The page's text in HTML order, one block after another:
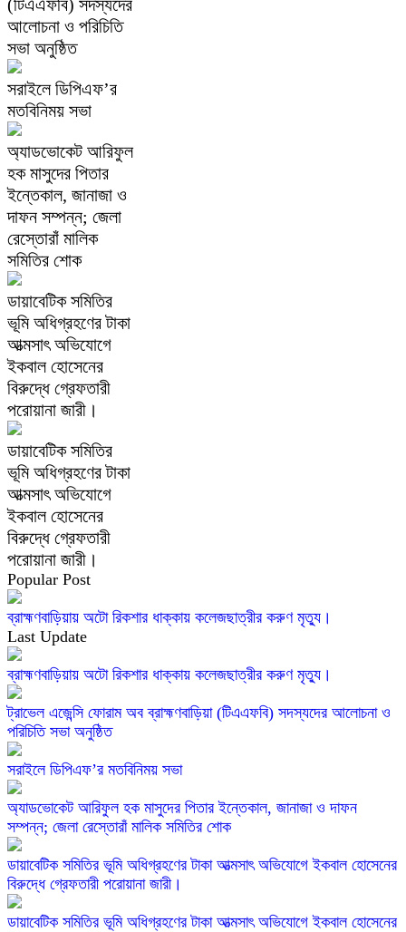
(টিএএফবি) সদস্যদের
আলোচনা ও পরিচিতি
সভা অনুষ্ঠিত
সরাইলে ডিপিএফ’র
মতবিনিময় সভা
অ্যাডভোকেট আরিফুল
হক মাসুদের পিতার
ইন্তেকাল, জানাজা ও
দাফন সম্পন্ন; জেলা
রেস্তোরাঁ মালিক
সমিতির শোক
ডায়াবেটিক সমিতির
ভূমি অধিগ্রহণের টাকা
আত্মসাৎ অভিযোগে
ইকবাল হোসেনের
বিরুদ্ধে গ্রেফতারী
পরোয়ানা জারী।
ডায়াবেটিক সমিতির
ভূমি অধিগ্রহণের টাকা
আত্মসাৎ অভিযোগে
ইকবাল হোসেনের
বিরুদ্ধে গ্রেফতারী
পরোয়ানা জারী।
Popular Post
ব্রাহ্মণবাড়িয়ায় অটো রিকশার ধাক্কায় কলেজছাত্রীর করুণ মৃত্যু।
Last Update
ব্রাহ্মণবাড়িয়ায় অটো রিকশার ধাক্কায় কলেজছাত্রীর করুণ মৃত্যু।
ট্রাভেল এজেন্সি ফোরাম অব ব্রাহ্মণবাড়িয়া (টিএএফবি) সদস্যদের আলোচনা ও
পরিচিতি সভা অনুষ্ঠিত
সরাইলে ডিপিএফ’র মতবিনিময় সভা
অ্যাডভোকেট আরিফুল হক মাসুদের পিতার ইন্তেকাল, জানাজা ও দাফন
সম্পন্ন; জেলা রেস্তোরাঁ মালিক সমিতির শোক
ডায়াবেটিক সমিতির ভূমি অধিগ্রহণের টাকা আত্মসাৎ অভিযোগে ইকবাল হোসেনের
বিরুদ্ধে গ্রেফতারী পরোয়ানা জারী।
ডায়াবেটিক সমিতির ভূমি অধিগ্রহণের টাকা আত্মসাৎ অভিযোগে ইকবাল হোসেনের